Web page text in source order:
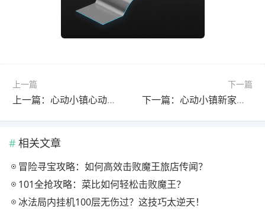
上一篇
上一篇：心动小镇心动小镇免费的小黄鸭家具
下一篇
下一篇：心动小镇新家具极简穿衣镜四则装修
相关文章
冒险寻宝攻略：如何高效击败魔王旅店传闻？
101全抢攻略：菜比如何轻松击败魔王？
冰法局内挂机100层无伤过？这技巧太逆天！